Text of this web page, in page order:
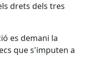
drets dels tres
es demani la
que s'imputen a